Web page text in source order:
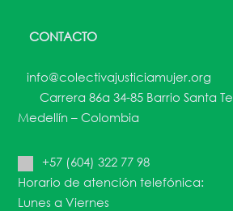
CONTACTO
info@colectivajusticiamujer.org
Carrera 86a 34-85 Barrio Santa
Medellín – Colombia
+57 (604) 322 77 98
Horario de atención telefónica:
Lunes a Viernes